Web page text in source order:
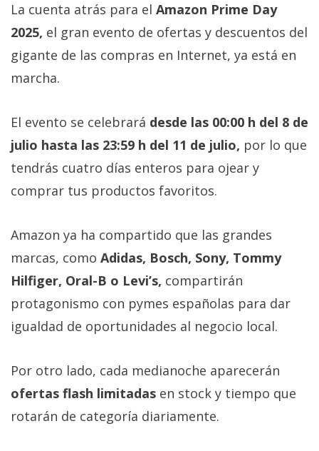
Profesional
+
Más
Sorteos
Foros
/
Sobre
nosotros
/
Publicidad
/
de
privacidad
/
La cuenta atrás para el Amazon Prime Day
2025, el gran evento de ofertas y descuentos del
gigante de las compras en Internet, ya está en
marcha.
El evento se celebrará desde las 00:00 h del 8 de
julio hasta las 23:59 h del 11 de julio, por lo que
tendrás cuatro días enteros para ojear y
comprar tus productos favoritos.
Amazon ya ha compartido que las grandes
marcas, como Adidas, Bosch, Sony, Tommy
Hilfiger, Oral-B o Levi’s, compartirán
protagonismo con pymes españolas para dar
igualdad de oportunidades al negocio local.
Por otro lado, cada medianoche aparecerán
ofertas flash limitadas en stock y tiempo que
rotarán de categoría diariamente.